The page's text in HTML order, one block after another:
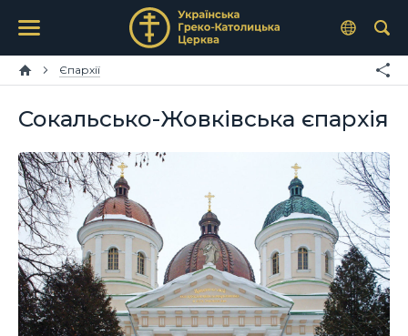
Єпархії
Сокальсько-Жовківська єпархія